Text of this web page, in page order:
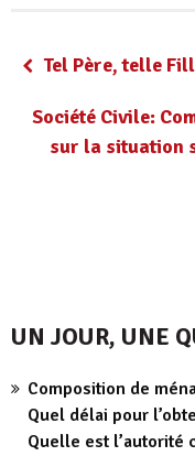
Tel Père, telle
Société Civile:
sur la situation
UN JOUR, UNE
Composition de
Quel délai pour
Quelle est l’autorité